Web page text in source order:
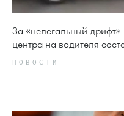
За «нелегальный
центра на водителя
НОВОСТИ